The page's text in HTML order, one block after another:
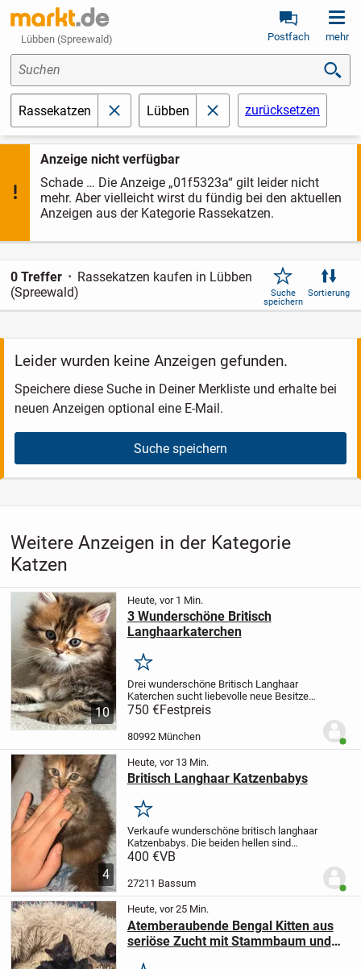
Lübben (Spreewald) Postfach mehr
Anzeige nicht verfügbar
Schade … Die Anzeige „01f5323a“ gilt leider nicht
mehr. Aber vielleicht wirst du fündig bei den aktuellen
Anzeigen aus der Kategorie Rassekatzen.
Suchen
Rassekatzen schließenLübben schließenzurücksetzen
0 Treffer
Rassekatzen kaufen in Lübben
(Spreewald)
Suche
speichern
Sortierung
Leider wurden keine Anzeigen gefunden.
Speichere diese Suche in Deiner Merkliste und erhalte bei
neuen Anzeigen optional eine E-Mail.
Suche speichern
Weitere Anzeigen in der Kategorie
Katzen
10
Heute, vor 1 Min.
3 Wunderschöne Britisch
Langhaarkaterchen
Merken
Drei wunderschöne Britisch Langhaar
Katerchen sucht liebevolle neue Besitzer!
Am 28.5.2025 haben drei männliche Kitten
das Licht der Welt erblickt.
eine reinrassige Britisch...
750 €Festpreis
80992 München
4
Heute, vor 13 Min.
Britisch Langhaar Katzenbabys
Merken
Verkaufe wunderschöne britisch langhaar
Katzenbabys. Die beiden hellen sind
Weibchen und der schwarze ist ein
haben auch keine Angst vor Erwachsene.
400 €VB
27211 Bassum
Heute, vor 25 Min.
Atemberaubende Bengal Kitten aus
seriöse Zucht mit Stammbaum und